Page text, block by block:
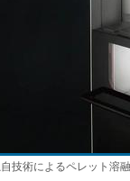
技術によるペレット溶